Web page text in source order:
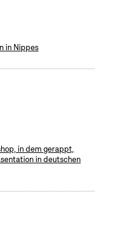
in Nippes
in dem gerappt,
in deutschen